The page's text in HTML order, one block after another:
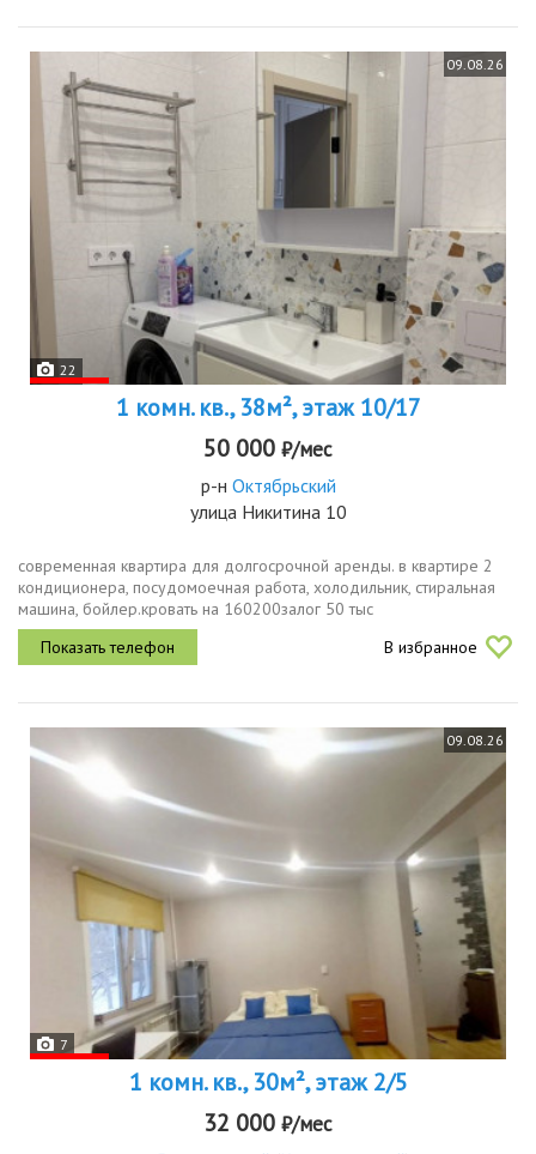
09.08.26
22
1 комн. кв., 38м², этаж 10/17
50 000 ₽/мес
р-н Октябрьский
улица Никитина 10
современная квартира для долгосрочной аренды. в квартире 2
кондиционера, посудомоечная работа, холодильник, стиральная
машина, бойлер.кровать на 160200залог 50 тыс
В избранное
09.08.26
7
1 комн. кв., 30м², этаж 2/5
32 000 ₽/мес